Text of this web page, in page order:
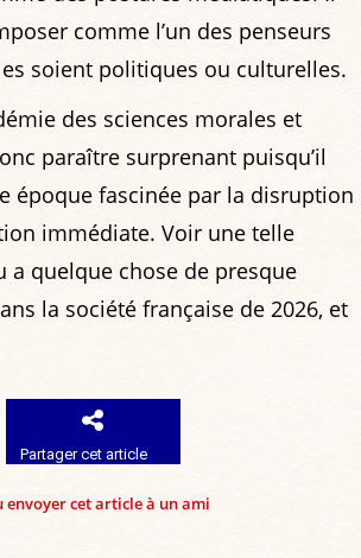
comme l’un des penseurs
soient politiques ou culturelles.
des sciences morales et
paraître surprenant puisqu’il
époque fascinée par la disruption
immédiate. Voir une telle
a quelque chose de presque
la société française de 2026, et
Partager cet article
envoyer cet article à un ami